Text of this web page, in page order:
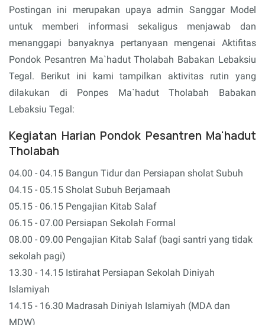
Postingan ini merupakan upaya admin Sanggar Model
untuk memberi informasi sekaligus menjawab dan
menanggapi banyaknya pertanyaan mengenai Aktifitas
Pondok Pesantren Ma`hadut Tholabah Babakan Lebaksiu
Tegal. Berikut ini kami tampilkan aktivitas rutin yang
dilakukan di Ponpes Ma`hadut Tholabah Babakan
Lebaksiu Tegal:
Kegiatan Harian Pondok Pesantren Ma'hadut
Tholabah
04.00 - 04.15 Bangun Tidur dan Persiapan sholat Subuh
04.15 - 05.15 Sholat Subuh Berjamaah
05.15 - 06.15 Pengajian Kitab Salaf
06.15 - 07.00 Persiapan Sekolah Formal
08.00 - 09.00 Pengajian Kitab Salaf (bagi santri yang tidak
sekolah pagi)
13.30 - 14.15 Istirahat Persiapan Sekolah Diniyah
Islamiyah
14.15 - 16.30 Madrasah Diniyah Islamiyah (MDA dan
MDW)